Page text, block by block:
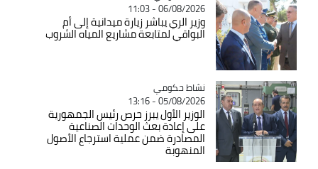
06/08/2026 - 11:03
وزير الري يباشر زيارة ميدانية إلى أم
البواقي لمتابعة مشاريع المياه الشروب
Catégorie
نشاط حكومي
05/08/2026 - 13:16
الوزير الأول يبرز حرص رئيس الجمهورية
على إعادة بعث الوحدات الصناعية
المصادرة ضمن عملية استرجاع الأصول
المنهوبة